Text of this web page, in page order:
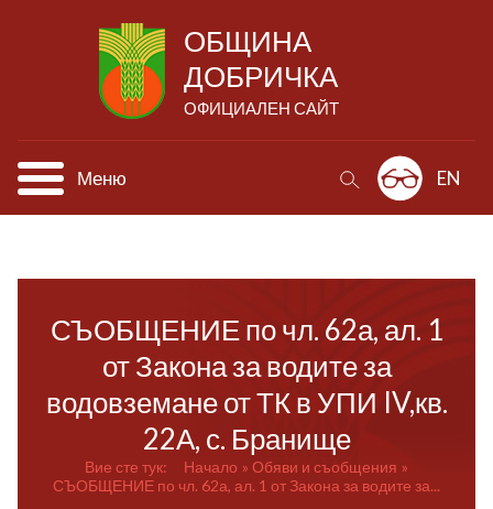
ОБЩИНА
ДОБРИЧКА
ОФИЦИАЛЕН САЙТ
Меню EN
СЪОБЩЕНИЕ по чл. 62а, ал. 1
от Закона за водите за
водовземане от ТК в УПИ IV,кв.
22А, с. Бранище
Вие сте тук: Начало
Обяви и съобщения
СЪОБЩЕНИЕ по чл. 62а, ал. 1 от Закона за водите за...